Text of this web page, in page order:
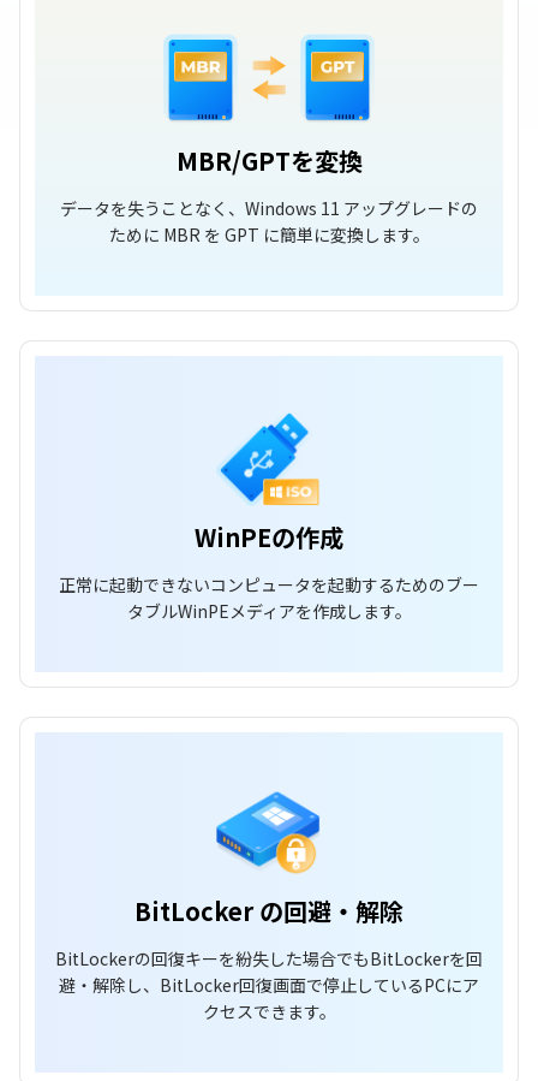
MBR/GPTを変換
データを失うことなく、Windows 11 アップグレードの
ために MBR を GPT に簡単に変換します。
WinPEの作成
正常に起動できないコンピュータを起動するためのブー
タブルWinPEメディアを作成します。
BitLocker の回避・解除
BitLockerの回復キーを紛失した場合でもBitLockerを回
避・解除し、BitLocker回復画面で停止しているPCにア
クセスできます。